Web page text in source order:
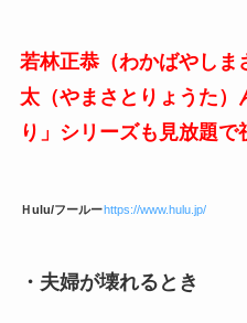
若林正恭（わかばやしま
太（やまさとりょうた）
り」シリーズも見放題で
Ｈulu/フールーhttps://www.hulu.jp/
・夫婦が壊れるとき